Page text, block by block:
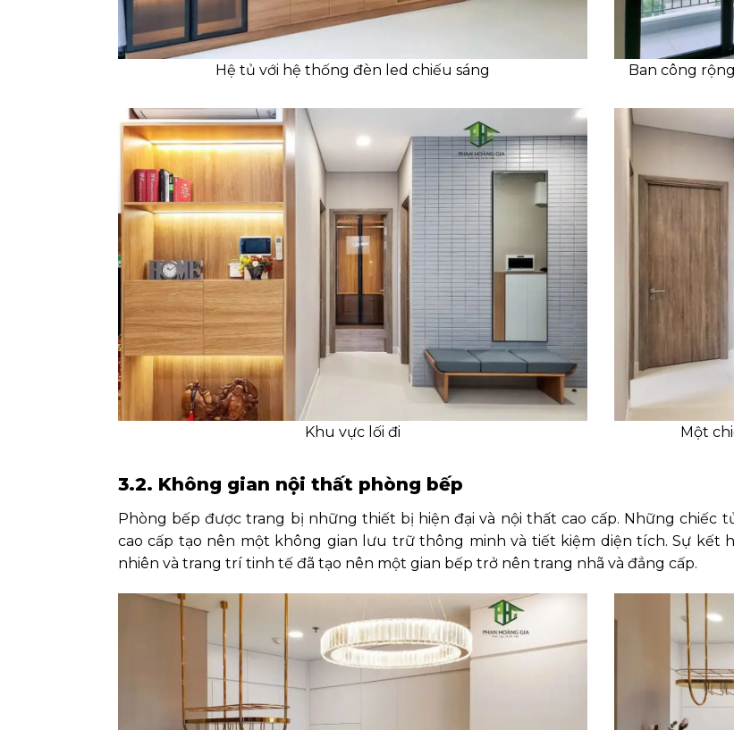
Hệ tủ với hệ thống đèn led chiếu sáng Ban công
Khu vực lối đi Một
3.2. Không gian nội thất phòng bếp
Phòng bếp được trang bị những thiết bị hiện đại và nội thất cao cấp. Những chiếc
cao cấp tạo nên một không gian lưu trữ thông minh và tiết kiệm diện tích. Sự kết
nhiên và trang trí tinh tế đã tạo nên một gian bếp trở nên trang nhã và đẳng cấp.